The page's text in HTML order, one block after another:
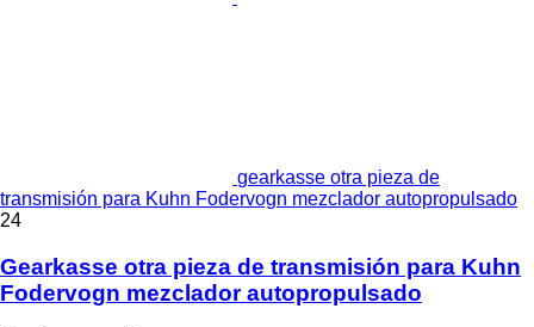
gearkasse otra pieza de
transmisión para Kuhn Fodervogn mezclador autopropulsado
24
Gearkasse otra pieza de transmisión para Kuhn
Fodervogn mezclador autopropulsado